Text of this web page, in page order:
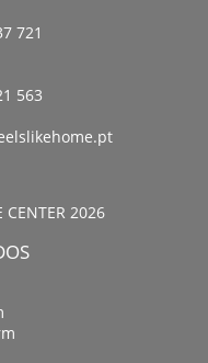
721
563
CENTER 2026